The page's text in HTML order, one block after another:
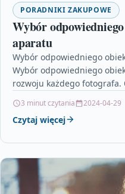
PORADNIKI ZAKUPOWE
Wybór
aparatu
Wybór odpowiedniego
Wybór odpowiedniego
rozwoju każdego
3 minut czytania 2024-04-29
Czytaj więcej